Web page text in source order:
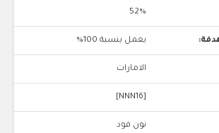
52%
يعمل بنسبة 100%
الامارات
[NNN16]
نون فود